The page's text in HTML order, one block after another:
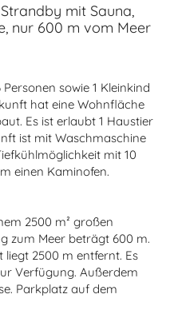
mit Sauna,
nur 600 m vom Meer
sowie 1 Kleinkind
hat eine Wohnfläche
Es ist erlaubt 1 Haustier
ist mit Waschmaschine
mit 10
einen Kaminofen.
2500 m² großen
zum Meer beträgt 600 m.
2500 m entfernt. Es
Verfügung. Außerdem
Parkplatz auf dem